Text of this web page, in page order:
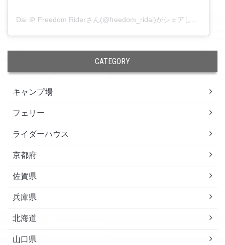
CATEGORY
キャンプ場
フェリー
ライダーハウス
京都府
佐賀県
兵庫県
北海道
山口県